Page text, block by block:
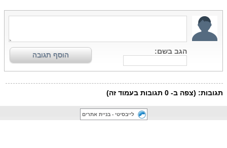
לייבסיטי - בניית אתרים